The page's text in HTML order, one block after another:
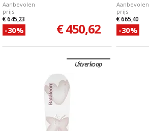
Aanbevolen
prijs
€ 645,23
-30% € 450,62
Aanbevolen
prijs
€ 665,40
-30%
Uitverkoop